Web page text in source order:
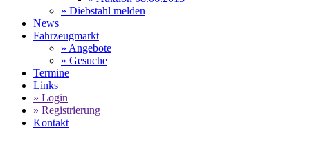
» Diebstahl melden
News
Fahrzeugmarkt
» Angebote
» Gesuche
Termine
Links
» Login
» Registrierung
Kontakt